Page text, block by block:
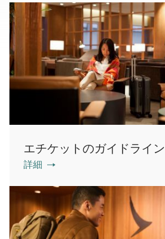
エチケットのガイドライン
詳細